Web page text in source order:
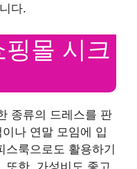
다.
몰 시크
종류의 드레스를 판
나 연말 모임에 입
스룩으로도 활용하기
또한, 가성비도 좋고